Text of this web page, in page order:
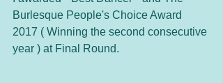
Burlesque People's Choice Award
2017 ( Winning the second consecutive
year ) at Final Round.